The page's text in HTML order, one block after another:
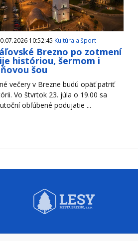
10:52:45 Kultúra a šport
Brezno po zotmení
históriou, šermom i
šou
večery v Brezne budú opäť patriť
Vo štvrtok 23. júla o 19.00 sa
obľúbené podujatie ...